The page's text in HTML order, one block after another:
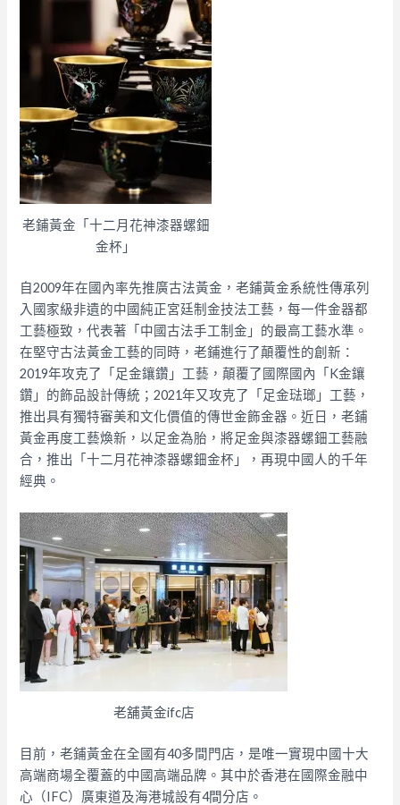
老鋪黃金「十二月花神漆器螺鈿
金杯」
自2009年在國內率先推廣古法黃金，老鋪黃金系統性傳承列
入國家級非遺的中國純正宮廷制金技法工藝，每一件金器都
工藝極致，代表著「中國古法手工制金」的最高工藝水準。
在堅守古法黃金工藝的同時，老鋪進行了顛覆性的創新：
2019年攻克了「足金鑲鑽」工藝，顛覆了國際國內「K金鑲
鑽」的飾品設計傳統；2021年又攻克了「足金琺瑯」工藝，
推出具有獨特審美和文化價值的傳世金飾金器。近日，老鋪
黃金再度工藝煥新，以足金為胎，將足金與漆器螺鈿工藝融
合，推出「十二月花神漆器螺鈿金杯」，再現中國人的千年
經典。
老舖黃金ifc店
目前，老鋪黃金在全國有40多間門店，是唯一實現中國十大
高端商場全覆蓋的中國高端品牌。其中於香港在國際金融中
心（IFC）廣東道及海港城設有4間分店。